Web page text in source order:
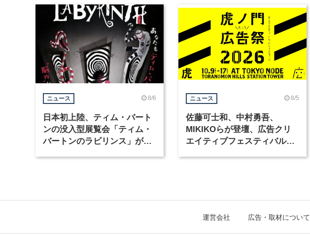
ニュース 8/6
日本初上陸、ティム・バート
ンの没入型展覧会「ティム・
バートンのラビリンス」が東
ニュース 8/5
佐藤可士和、中村勇吾、
MIKIKOらが登壇、広告クリ
エイティブフェスティバル
運営会社 広告・取材について